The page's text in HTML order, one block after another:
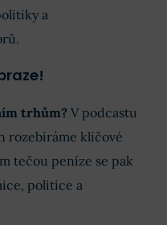
a
trhům? V podcastu
rozebíráme klíčové
tečou peníze se pak
politice a